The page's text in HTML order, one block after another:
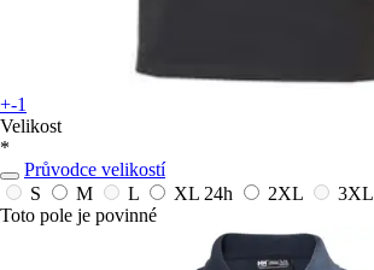
+-1
Velikost
*
Průvodce velikostí
S
M L XL 24h 2XL
3XL
Toto pole je povinné